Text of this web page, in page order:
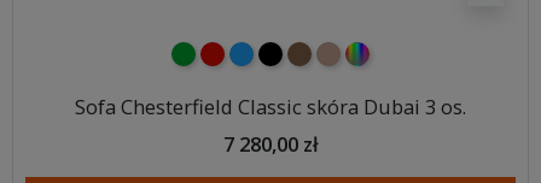
zielonyczerwony
niebieski
czarnybrązowy
jasnobrązowy
wybór koloru
Sofa Chesterfield Classic skóra Dubai 3 os.
7 280,00 zł